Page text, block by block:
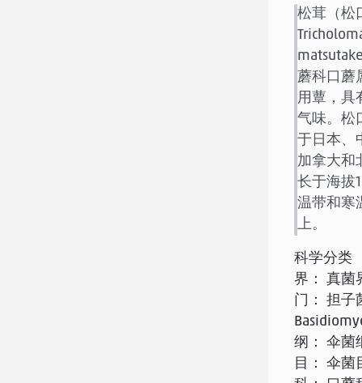
松茸（松
蘑科口蘑
用蕈，具
气味。松
于日本、
加拿大和
长于海拔
温带和寒
上。
科学分类
界： 真菌
门： 担子
纲： 伞菌
目： 伞菌